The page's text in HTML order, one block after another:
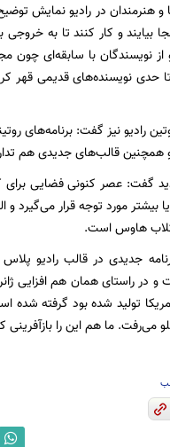
هنرمندان در رادیو نمایش
بیایند و کار کنند تا به
از نویسندگان با سابقه‌ای
نویسنده‌های قدیمی قهر
رادیو نیز گفت: برنامه‌های
و همچنین قالب‌های جدیدی هم
گفت: عصر کنونی فضایی
بیشتر مورد توجه قرار
هاوس است.
جدیدی در قالب رادیو
راستای همان هم افزایی
تولید شده بود گرفته
می‌رفت. ما هم این را